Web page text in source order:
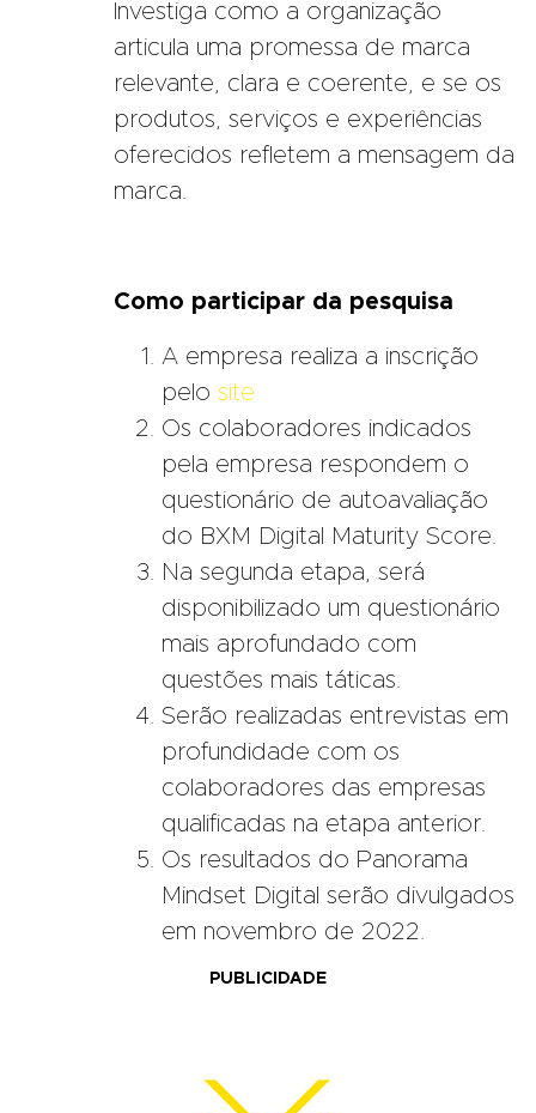
Investiga como a organização
articula uma promessa de marca
relevante, clara e coerente, e se os
produtos, serviços e experiências
oferecidos refletem a mensagem da
marca.
Como participar da pesquisa
A empresa realiza a inscrição
pelo site
Os colaboradores indicados
pela empresa respondem o
questionário de autoavaliação
do BXM Digital Maturity Score.
Na segunda etapa, será
disponibilizado um questionário
mais aprofundado com
questões mais táticas.
Serão realizadas entrevistas em
profundidade com os
colaboradores das empresas
qualificadas na etapa anterior.
Os resultados do Panorama
Mindset Digital serão divulgados
em novembro de 2022.
PUBLICIDADE